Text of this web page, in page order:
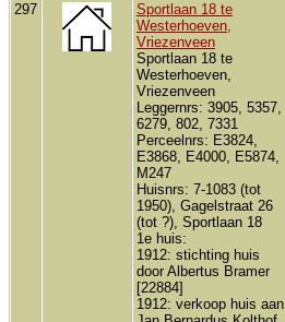
297
Sportlaan 18 te
Westerhoeven,
Vriezenveen
Sportlaan 18 te
Westerhoeven,
Vriezenveen
Leggernrs: 3905, 5357,
6279, 802, 7331
Perceelnrs: E3824,
E3868, E4000, E5874,
M247
Huisnrs: 7-1083 (tot
1950), Gagelstraat 26
(tot ?), Sportlaan 18
1e huis:
1912: stichting huis
door Albertus Bramer
[22884]
1912: verkoop huis aan